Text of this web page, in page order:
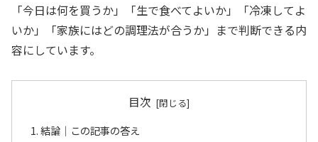
「今日は何を買うか」「生で食べてよいか」「冷凍してよ
いか」「家族にはどの調理法が合うか」まで判断できる内
容にしています。
目次
結論｜この記事の答え